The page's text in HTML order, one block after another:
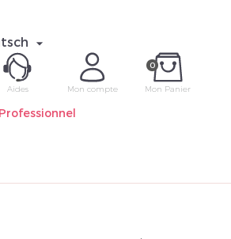

0
Mon Panier
Mon compte
Mot de
Aides